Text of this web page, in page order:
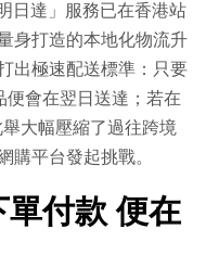
日達」服務已在香港站
身打造的本地化物流升
出極速配送標準：只要
便會在翌日送達；若在
大幅壓縮了過往跨境
購平台發起挑戰。
付款 便在